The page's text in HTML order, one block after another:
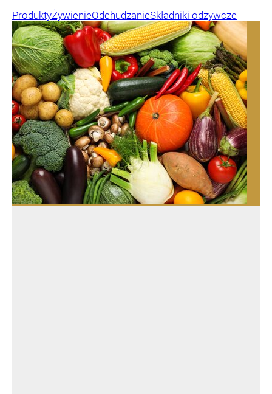
ProduktyŻywienieOdchudzanieSkładniki odżywcze